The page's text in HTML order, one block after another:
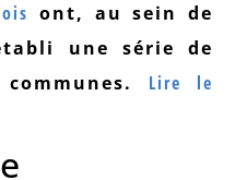
ont, au sein de
une série de
Lire le